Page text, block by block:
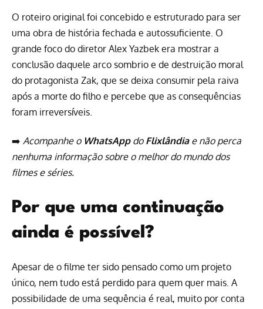
O roteiro original foi concebido e estruturado para ser
uma obra de história fechada e autossuficiente. O
grande foco do diretor Alex Yazbek era mostrar a
conclusão daquele arco sombrio e de destruição moral
do protagonista Zak, que se deixa consumir pela raiva
após a morte do filho e percebe que as consequências
foram irreversíveis.
➡️ Acompanhe o WhatsAppdo Flixlândiae não perca
nenhuma informação sobre o melhor do mundo dos
filmes e séries.
Por que uma continuação
ainda é possível?
Apesar de o filme ter sido pensado como um projeto
único, nem tudo está perdido para quem quer mais. A
possibilidade de uma sequência é real, muito por conta